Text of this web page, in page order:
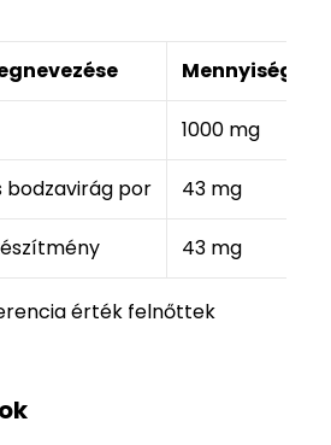
Mennyiség 1
1000 mg
bodzavirág por 43 mg
43 mg
érték felnőttek